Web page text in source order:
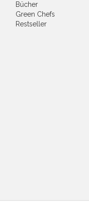
Bücher
Green Chefs
Restseller